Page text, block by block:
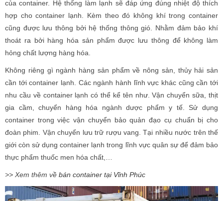
của container. Hệ thống làm lạnh sẽ đáp ứng đúng nhiệt độ thích
hợp cho container lạnh. Kèm theo đó không khí trong container
cũng được lưu thông bởi hệ thống thông gió. Nhằm đảm bảo khí
thoát ra bởi hàng hóa sản phẩm được lưu thông để không làm
hỏng chất lượng hàng hóa.
Không riêng gì ngành hàng sản phẩm về nông sản, thủy hải sản
cần tới container lạnh. Các ngành hành lĩnh vực khác cũng cần tới
nhu cầu về container lạnh có thể kể tên như. Vận chuyển sữa, thịt
gia cầm, chuyển hàng hóa ngành dược phẩm y tế. Sử dụng
container trong việc vận chuyển bảo quản đạo cụ chuẩn bị cho
đoàn phim. Vận chuyển lưu trữ rượu vang. Tại nhiều nước trên thế
giới còn sử dụng container lạnh trong lĩnh vực quân sự để đảm bảo
thực phẩm thuốc men hóa chất,…
>> Xem thêm về bán container tại Vĩnh Phúc